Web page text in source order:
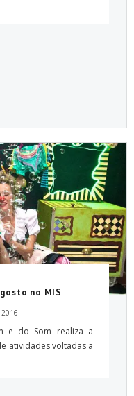
no MIS
2016
e do Som realiza a
atividades voltadas a